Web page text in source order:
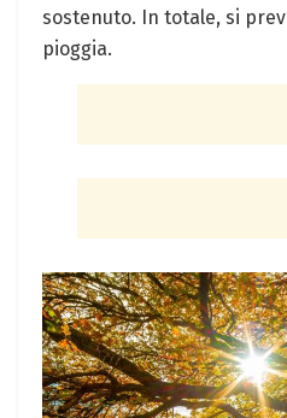
sostenuto. In totale, si
pioggia.